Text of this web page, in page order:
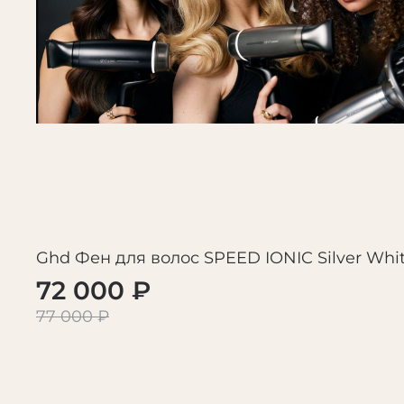
Ghd Фен для волос SPEED IONIC Silver
72 000 ₽
77 000 ₽